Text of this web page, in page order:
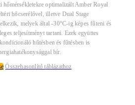
hőmérsékletekre optimalizált Amber Royal
hőcserélővel, illetve Dual Stage
melyek által -30°C-ig képes fűteni és
teljesítményt tartani. Ezek együttes
hűtésben és fűtésben is
bír.
Összehasonlító táblázathoz